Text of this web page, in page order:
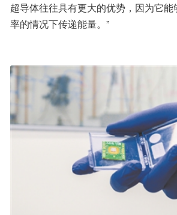
超导体往往具有更大的优势，因为它
率的情况下传递能量。”